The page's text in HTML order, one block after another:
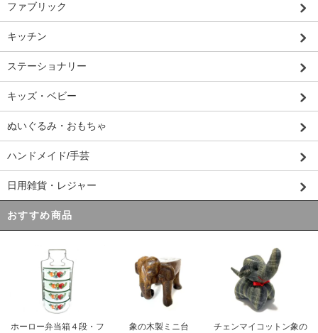
ファブリック
キッチン
ステーショナリー
キッズ・ベビー
ぬいぐるみ・おもちゃ
ハンドメイド/手芸
日用雑貨・レジャー
おすすめ商品
ホーロー弁当箱４段・フ
象の木製ミニ台
チェンマイコットン象の